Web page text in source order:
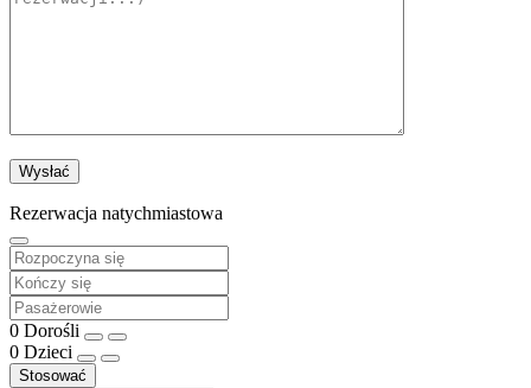
Rezerwacja natychmiastowa
0 Dorośli
0 Dzieci
Stosować